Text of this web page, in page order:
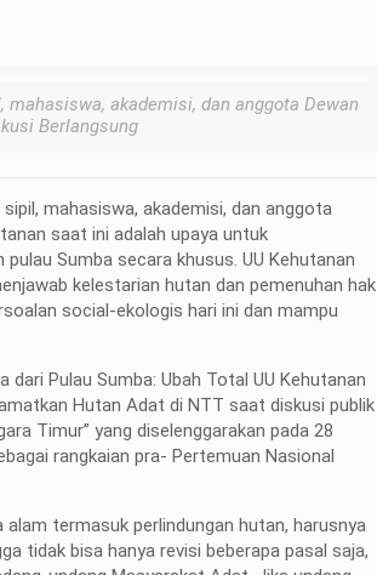
akademisi, dan anggota Dewan
Berlangsung
mahasiswa, akademisi, dan anggota
saat ini adalah upaya untuk
Sumba secara khusus. UU Kehutanan
kelestarian hutan dan pemenuhan hak
social-ekologis hari ini dan mampu
Pulau Sumba: Ubah Total UU Kehutanan
Hutan Adat di NTT saat diskusi publik
Timur” yang diselenggarakan pada 28
rangkaian pra- Pertemuan Nasional
termasuk perlindungan hutan, harusnya
tidak bisa hanya revisi beberapa pasal saja,